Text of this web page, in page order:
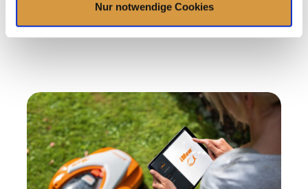
Nur notwendige Cookies